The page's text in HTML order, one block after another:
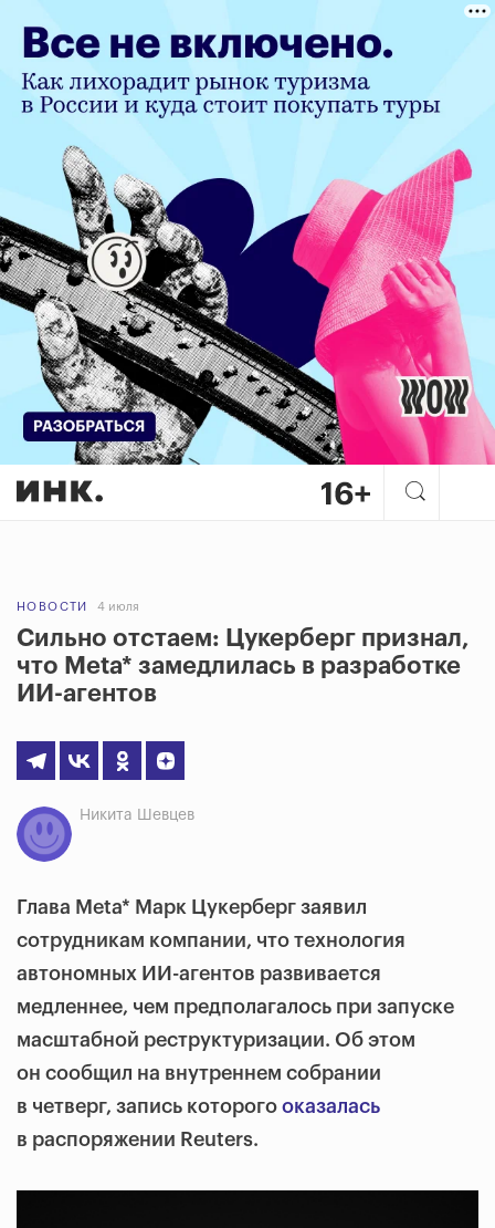
НОВОСТИ 4 июля
Сильно отстаем: Цукерберг признал,
что Meta* замедлилась в разработке
ИИ-агентов
Никита Шевцев
Глава Meta* Марк Цукерберг заявил
сотрудникам компании, что технология
автономных ИИ-агентов развивается
медленнее, чем предполагалось при запуске
масштабной реструктуризации. Об этом
он сообщил на внутреннем собрании
в четверг, запись которого оказалась
в распоряжении Reuters.